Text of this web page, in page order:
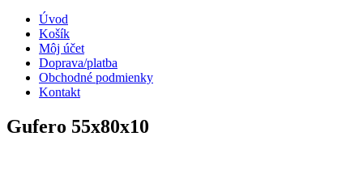
Úvod
Košík
Môj účet
Doprava/platba
Obchodné podmienky
Kontakt
Gufero 55x80x10